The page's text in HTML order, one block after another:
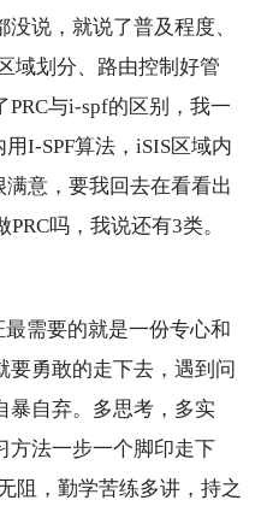
说，就说了普及程度、
域划分、路由控制好管
与i-spf的区别，我一
I-SPF算法，iSIS区域内
满意，要我回去在看看出
吗，我说还有3类。
需要的就是一份专心和
要勇敢的走下去，遇到问
暴自弃。多思考，多实
方法一步一个脚印走下
阻，勤学苦练多讲，持之